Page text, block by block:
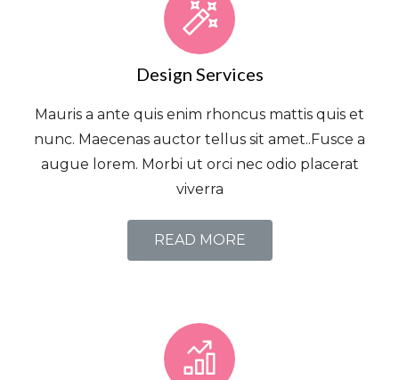
Design Services
Mauris a ante quis enim rhoncus mattis quis et
nunc. Maecenas auctor tellus sit amet..Fusce a
augue lorem. Morbi ut orci nec odio placerat
viverra
READ MORE